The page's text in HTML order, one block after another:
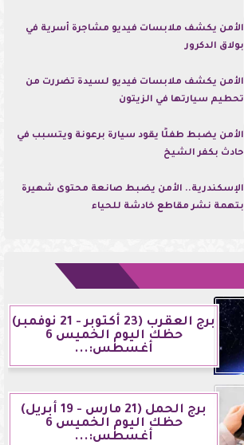
الأمن يكشف ملابسات فيديو مشاجرة أسرية في
بولاق الدكرور
الأمن يكشف ملابسات فيديو لسيدة تضررت من
تحطيم سيارتها في الزيتون
الأمن يضبط طفلًا يقود سيارة برعونة ويتسبب في
حادث بكفر الشيخ
الإسكندرية.. الأمن يضبط صانعة محتوى شهيرة
بتهمة نشر مقاطع خادشة للحياء
برج العقرب (23 أكتوبر - 21 نوفمبر)
حظك اليوم الخميس 6
أغسطس:...
برج الحمل (21 مارس - 19 أبريل)
حظك اليوم الخميس 6
أغسطس:...